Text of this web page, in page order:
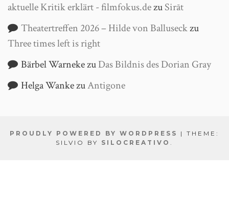
aktuelle Kritik erklärt - filmfokus.dezuSirāt
Theatertreffen 2026 – Hilde von Balluseckzu
Three times left is right
Bärbel WarnekezuDas Bildnis des Dorian Gray
Helga WankezuAntigone
PROUDLY POWERED BY WORDPRESS | THEME:
SILVIO BY SILOCREATIVO .